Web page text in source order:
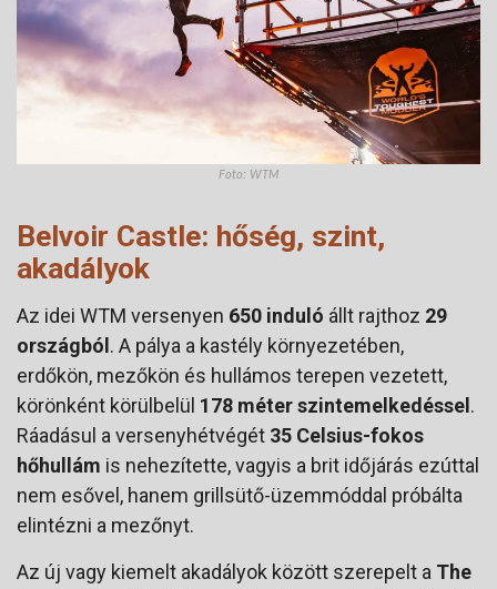
Foto: WTM
Belvoir Castle: hőség, szint,
akadályok
Az idei WTM versenyen 650 induló állt rajthoz 29
országból . A pálya a kastély környezetében,
erdőkön, mezőkön és hullámos terepen vezetett,
körönként körülbelül 178 méter szintemelkedéssel .
Ráadásul a versenyhétvégét 35 Celsius-fokos
hőhullám is nehezítette, vagyis a brit időjárás ezúttal
nem esővel, hanem grillsütő-üzemmóddal próbálta
elintézni a mezőnyt.
Az új vagy kiemelt akadályok között szerepelt a The